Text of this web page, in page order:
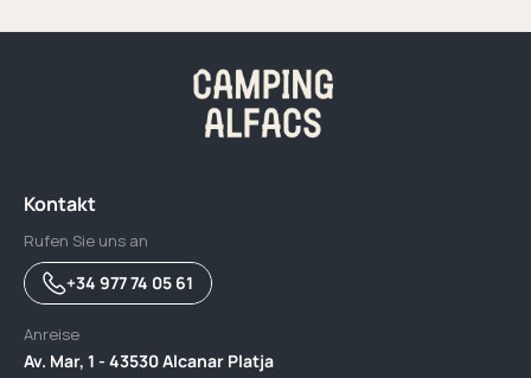
Kontakt
Rufen Sie uns an
+34 977 74 05 61
Anreise
Av. Mar, 1 - 43530 Alcanar Platja